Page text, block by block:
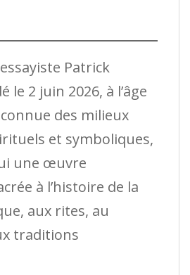
Patrick
le 2 juin 2026, à l’âge
des milieux
et symboliques,
une œuvre
à l’histoire de la
aux rites, au
traditions